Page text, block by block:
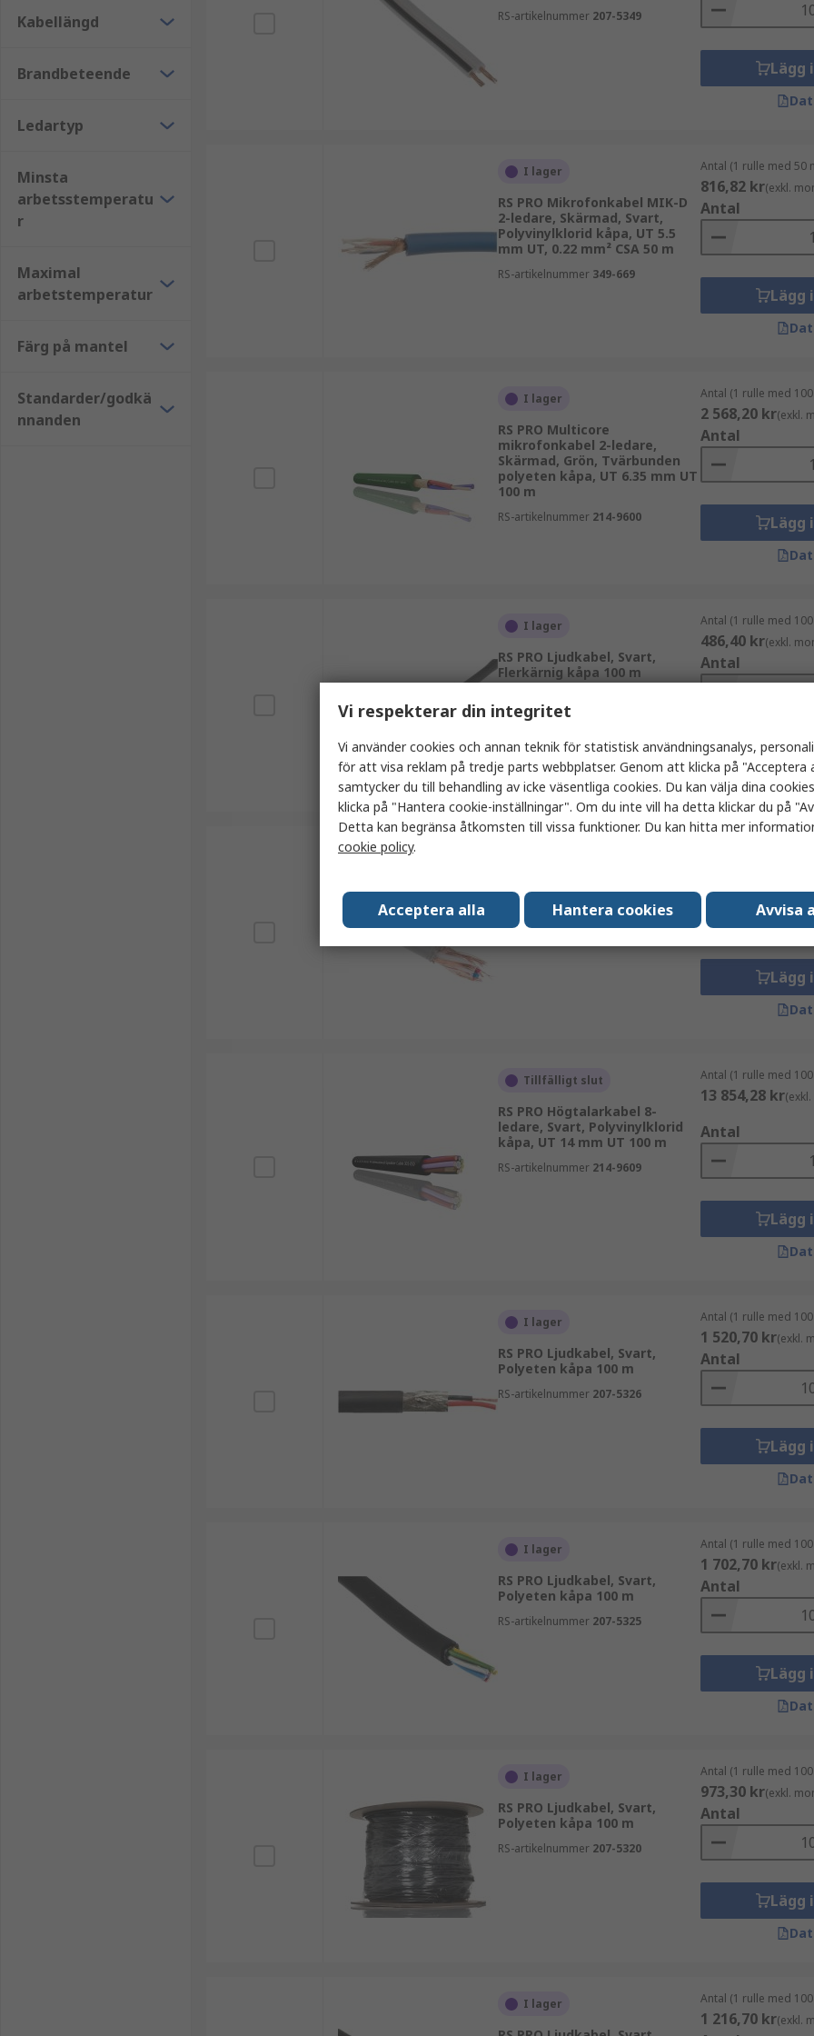
Köpråd
När du väljer ljudkabel är det viktigt att ta hänsyn till kontakttyp, signaltyp och längd. Rätt val säkerställer
Kabellängd
Brandbeteende
Ledartyp
Minsta
arbetsstemperatu
r
Maximal
arbetstemperatur
Färg på mantel
Standarder/godkä
nnanden
RS-artikelnummer 207-5349
Lägg
I lager
RS PRO Mikrofonkabel MIK-D
2-ledare, Skärmad, Svart,
Polyvinylklorid kåpa, UT 5.5
mm UT, 0.22 mm² CSA 50 m
RS-artikelnummer 349-669
Antal (1 rulle med 50
816,82 kr(exkl.
Antal
Lägg
I lager
RS PRO Multicore
mikrofonkabel 2-ledare,
Skärmad, Grön, Tvärbunden
polyeten kåpa, UT 6.35 mm UT
100 m
RS-artikelnummer 214-9600
Antal (1 rulle med
2 568,20 kr(exkl.
Antal
Lägg
I lager
RS PRO Ljudkabel, Svart,
Flerkärnig kåpa 100 m
Antal (1 rulle med
486,40 kr(exkl.
Antal
Lägg
Polyeten kåpa 25 m
RS-artikelnummer207-5339
Antal
Lägg
Tillfälligt slut
RS PRO Högtalarkabel 8-
ledare, Svart, Polyvinylklorid
kåpa, UT 14 mm UT 100 m
RS-artikelnummer 214-9609
Antal (1 rulle med
13 854,28 kr
Antal
Lägg
I lager
RS PRO Ljudkabel, Svart,
Polyeten kåpa 100 m
RS-artikelnummer 207-5326
Antal (1 rulle med
1 520,70 kr(exkl.
Antal
Lägg
I lager
RS PRO Ljudkabel, Svart,
Polyeten kåpa 100 m
RS-artikelnummer 207-5325
Antal (1 rulle med
1 702,70 kr(exkl.
Antal
Lägg
I lager
RS PRO Ljudkabel, Svart,
Polyeten kåpa 100 m
RS-artikelnummer 207-5320
Antal (1 rulle med
973,30 kr(exkl.
Antal
Lägg
I lager Antal (1 rulle med
1 216,70 kr(exkl.
Vi respekterar din integritet
Vi använder cookies och annan teknik för statistisk användningsanalys,
för att visa reklam på tredje parts webbplatser. Genom att klicka på "Acceptera
samtycker du till behandling av icke väsentliga cookies. Du kan välja dina
klicka på "Hantera cookie-inställningar". Om du inte vill ha detta klickar du på
Detta kan begränsa åtkomsten till vissa funktioner. Du kan hitta mer
cookie policy.
Acceptera alla Hantera cookies Avvisa